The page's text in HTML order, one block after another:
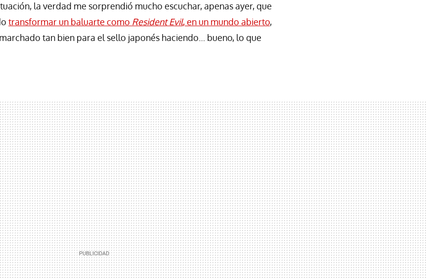
la verdad me sorprendió mucho escuchar, apenas ayer, que
transformar un baluarte como Resident Evil, en un mundo abierto,
tan bien para el sello japonés haciendo… bueno, lo que